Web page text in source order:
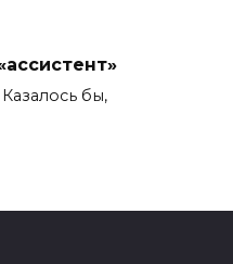
Казалось бы,